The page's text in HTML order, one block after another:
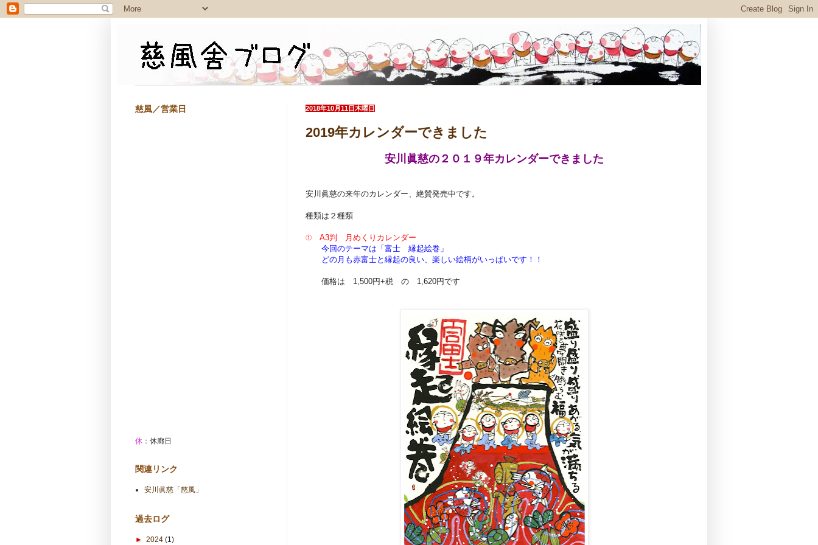
2018年10月11日木曜日
2019年カレンダーできました
安川眞慈の２０１９年カレンダーできました
安川眞慈の来年のカレンダー、絶賛発売中です。
種類は２種類
① A3判 月めくりカレンダー
今回のテーマは「富士 縁起絵巻」
どの月も赤富士と縁起の良い、楽しい絵柄がいっぱいです！！
価格は 1,500円+税 の 1,620円です
慈風／営業日
休 ：休廊日
関連リンク
安川眞慈「慈風」
過去ログ
► 2024 (1)